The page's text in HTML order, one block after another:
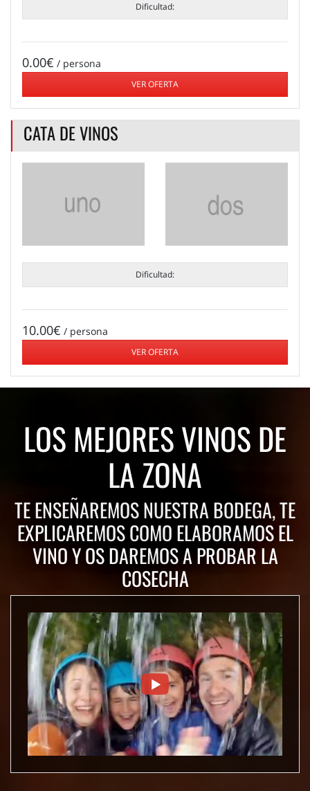
Dificultad:
0.00€ / persona
VER OFERTA
CATA DE VINOS
Dificultad:
10.00€ / persona
VER OFERTA
LOS MEJORES VINOS DE
LA ZONA
TE ENSEÑAREMOS NUESTRA BODEGA, TE
EXPLICAREMOS COMO ELABORAMOS EL
VINO Y OS DAREMOS A PROBAR LA
COSECHA